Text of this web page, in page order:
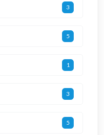
3
5
1
3
5